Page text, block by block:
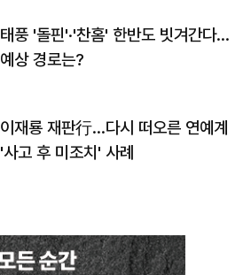
태풍 '돌핀'·'찬홈' 한반도 빗겨간다…
예상 경로는?
이재룡 재판行…다시 떠오른 연예계
'사고 후 미조치' 사례